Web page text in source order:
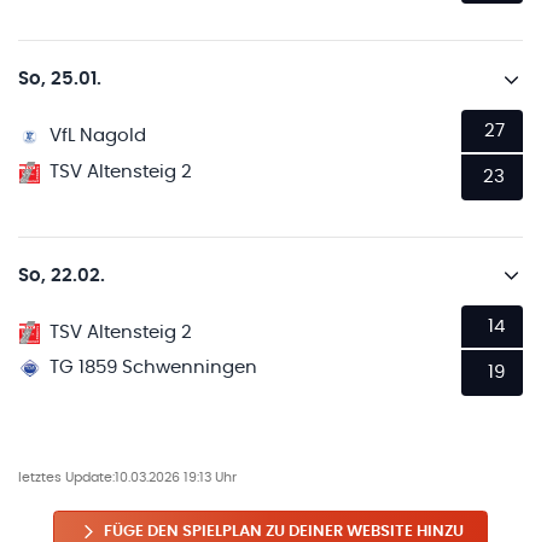
So, 25.01.
VfL Nagold
TSV Altensteig 2
27
23
So, 22.02.
TSV Altensteig 2
TG 1859 Schwenningen
14
19
letztes Update:10.03.2026 19:13 Uhr
FÜGE DEN SPIELPLAN ZU DEINER WEBSITE HINZU